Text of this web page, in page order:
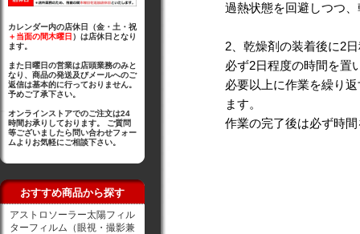
カレンダー内の店休日（金・土・祝
＋当面の間木曜日 ）は店休日となり
ます。
また日曜日の営業は店頭業務のみと
なり、商品の発送及びメールへのご
返信は基本的に行っておりません。
予めご了承下さい。
オンラインストアでのご注文は24
時間お承りしております。 ご質問
等ございましたら問い合わせフォー
ムよりお気軽にご相談下さい。
おすすめ商品から探す
アストロソーラー太陽フィル
ターフィルム（眼視・撮影兼
過熱状態を回避しつつ
2、乾燥剤の装着後に2
必ず2日程度の時間を置
必要以上に作業を繰り
ます。
作業の完了後は必ず時